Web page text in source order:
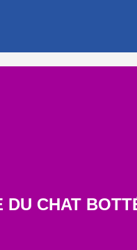
DU CHAT